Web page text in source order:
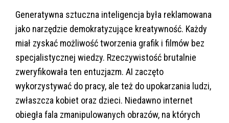
Generatywna sztuczna inteligencja była reklamowana
jako narzędzie demokratyzujące kreatywność. Każdy
miał zyskać możliwość tworzenia grafik i filmów bez
specjalistycznej wiedzy. Rzeczywistość brutalnie
zweryfikowała ten entuzjazm. AI zaczęto
wykorzystywać do pracy, ale też do upokarzania ludzi,
zwłaszcza kobiet oraz dzieci. Niedawno internet
obiegła fala zmanipulowanych obrazów, na których